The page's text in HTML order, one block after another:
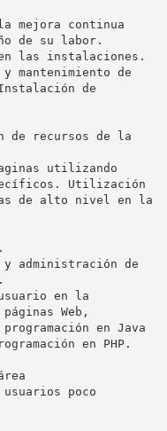
mejora continua
de su labor.
las instalaciones.
mantenimiento de
de
de recursos de la
utilizando
Utilización
de alto nivel en la
y administración de
en la
Web,
en Java
en PHP.
poco